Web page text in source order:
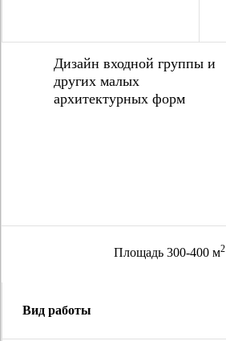
Дизайн входной группы и
других малых
архитектурных форм
Площадь 300-400 м2
Вид работы